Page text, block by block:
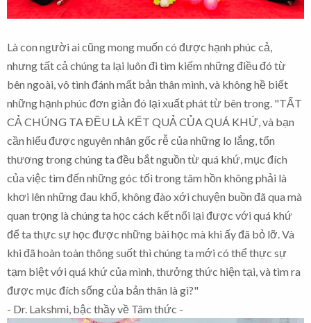
Là con người ai cũng mong muốn có được hạnh phúc cả,
nhưng tất cả chúng ta lại luôn đi tìm kiếm những điều đó từ
bên ngoài, vô tình đánh mất bản thân mình, và không hề biết
những hạnh phúc đơn giản đó lại xuất phát từ bên trong. "TẤT
CẢ CHÚNG TA ĐỀU LÀ KẾT QUẢ CỦA QUÁ KHỨ, và bạn
cần hiểu được nguyên nhân gốc rễ của những lo lắng, tổn
thương trong chúng ta đều bắt nguồn từ quá khứ, mục đích
của việc tìm đến những góc tối trong tâm hồn không phải là
khơi lên những đau khổ, không đào xới chuyện buồn đã qua mà
quan trọng là chúng ta học cách kết nối lại được với quá khứ
để ta thực sự học được những bài học mà khi ấy đã bỏ lỡ. Và
khi đã hoàn toàn thông suốt thì chúng ta mới có thể thực sự
tạm biệt với quá khứ của mình, thưởng thức hiện tại, và tìm ra
được mục đích sống của bản thân là gì?"
- Dr. Lakshmi, bậc thầy về Tâm thức -